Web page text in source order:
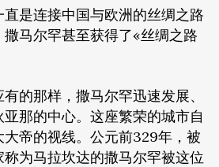
是连接中国与欧洲的丝绸之路
马尔罕甚至获得了«丝绸之路
的那样，撒马尔罕迅速发展、
那的中心。这座繁荣的城市自
帝的视线。公元前329年，被
为马拉坎达的撒马尔罕被这位